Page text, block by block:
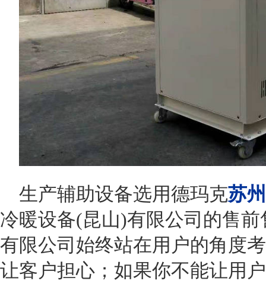
生产辅助设备选用德玛克苏
冷暖设备(昆山)有限公司的售
有限公司始终站在用户的角度
让客户担心；如果你不能让用